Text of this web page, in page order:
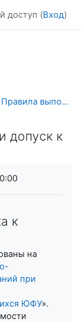
доступ (Вход)
Правила выполнения работ и допуск к экзамену
допуск к
к
на
при
ЮФУ».